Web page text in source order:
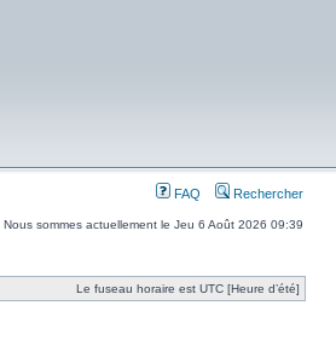
FAQ Rechercher
Nous sommes actuellement le Jeu 6 Août 2026 09:39
Le fuseau horaire est UTC [Heure d’été]